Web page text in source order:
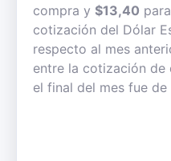
compra y $13,40
cotización del Dólar
respecto al mes
entre la cotización de
el final del mes fue de